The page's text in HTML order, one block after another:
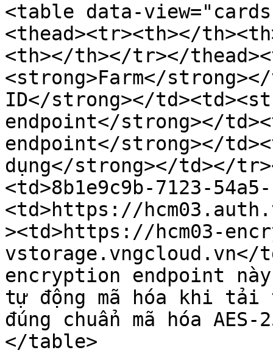
<table data-
<thead><tr><th></
<th></th></tr></
<strong>Farm</
ID</strong></
endpoint</strong></
endpoint</strong></
dụng</strong></td></
<td>8b1e9c9b-7123-
<td>https://
><td>https://hcm03-
vstorage.vngcloud.vn</
encryption endpoint
tự động mã hóa khi
đúng chuẩn mã hóa
</table>